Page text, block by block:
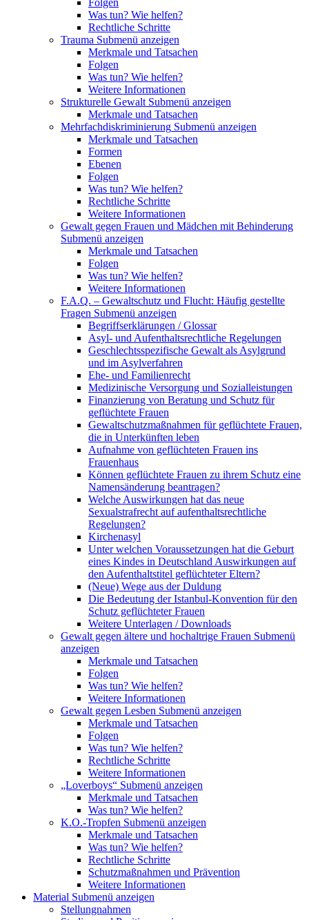
Folgen
Was tun? Wie helfen?
Rechtliche Schritte
Trauma Submenü anzeigen
Merkmale und Tatsachen
Folgen
Was tun? Wie helfen?
Weitere Informationen
Strukturelle Gewalt Submenü anzeigen
Merkmale und Tatsachen
Mehrfachdiskriminierung Submenü anzeigen
Merkmale und Tatsachen
Formen
Ebenen
Folgen
Was tun? Wie helfen?
Rechtliche Schritte
Weitere Informationen
Gewalt gegen Frauen und Mädchen mit Behinderung
Submenü anzeigen
Merkmale und Tatsachen
Folgen
Was tun? Wie helfen?
Weitere Informationen
F.A.Q. – Gewaltschutz und Flucht: Häufig gestellte
Fragen Submenü anzeigen
Begriffserklärungen / Glossar
Asyl- und Aufenthaltsrechtliche Regelungen
Geschlechtsspezifische Gewalt als Asylgrund
und im Asylverfahren
Ehe- und Familienrecht
Medizinische Versorgung und Sozialleistungen
Finanzierung von Beratung und Schutz für
geflüchtete Frauen
Gewaltschutzmaßnahmen für geflüchtete Frauen,
die in Unterkünften leben
Aufnahme von geflüchteten Frauen ins
Frauenhaus
Können geflüchtete Frauen zu ihrem Schutz eine
Namensänderung beantragen?
Welche Auswirkungen hat das neue
Sexualstrafrecht auf aufenthaltsrechtliche
Regelungen?
Kirchenasyl
Unter welchen Voraussetzungen hat die Geburt
eines Kindes in Deutschland Auswirkungen auf
den Aufenthaltstitel geflüchteter Eltern?
(Neue) Wege aus der Duldung
Die Bedeutung der Istanbul-Konvention für den
Schutz geflüchteter Frauen
Weitere Unterlagen / Downloads
Gewalt gegen ältere und hochaltrige Frauen Submenü
anzeigen
Merkmale und Tatsachen
Folgen
Was tun? Wie helfen?
Weitere Informationen
Gewalt gegen Lesben Submenü anzeigen
Merkmale und Tatsachen
Folgen
Was tun? Wie helfen?
Rechtliche Schritte
Weitere Informationen
„Loverboys“ Submenü anzeigen
Merkmale und Tatsachen
Was tun? Wie helfen?
K.O.-Tropfen Submenü anzeigen
Merkmale und Tatsachen
Was tun? Wie helfen?
Rechtliche Schritte
Schutzmaßnahmen und Prävention
Weitere Informationen
Material Submenü anzeigen
Stellungnahmen